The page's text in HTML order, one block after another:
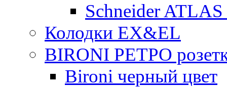
Schneider
Колодки EX&EL
BIRONI РЕТРО
Bironi черный цвет